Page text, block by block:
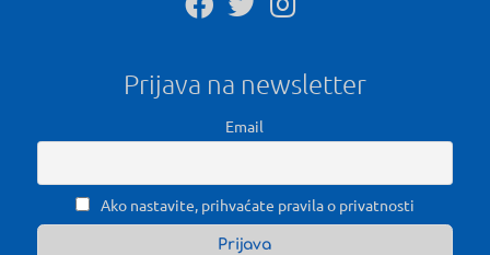
Prijava na newsletter
Email
Ako nastavite, prihvaćate pravila o privatnosti